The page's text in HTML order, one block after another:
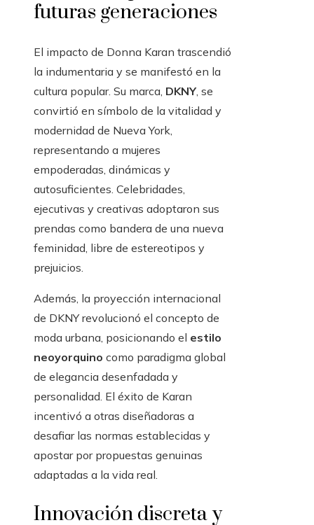
futuras generaciones
El impacto de Donna Karan trascendió
la indumentaria y se manifestó en la
cultura popular. Su marca, DKNY, se
convirtió en símbolo de la vitalidad y
modernidad de Nueva York,
representando a mujeres
empoderadas, dinámicas y
autosuficientes. Celebridades,
ejecutivas y creativas adoptaron sus
prendas como bandera de una nueva
feminidad, libre de estereotipos y
prejuicios.
Además, la proyección internacional
de DKNY revolucionó el concepto de
moda urbana, posicionando el estilo
neoyorquino como paradigma global
de elegancia desenfadada y
personalidad. El éxito de Karan
incentivó a otras diseñadoras a
desafiar las normas establecidas y
apostar por propuestas genuinas
adaptadas a la vida real.
Innovación discreta y